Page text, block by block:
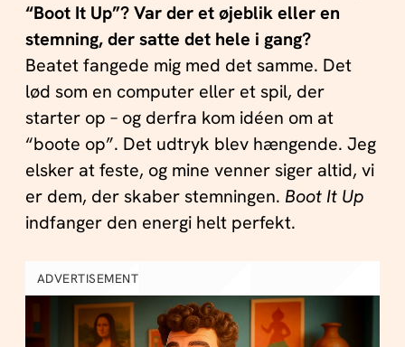
“Boot It Up”? Var der et øjeblik eller en
stemning, der satte det hele i gang?
Beatet fangede mig med det samme. Det
lød som en computer eller et spil, der
starter op – og derfra kom idéen om at
“boote op”. Det udtryk blev hængende. Jeg
elsker at feste, og mine venner siger altid, vi
er dem, der skaber stemningen. Boot It Up
indfanger den energi helt perfekt.
ADVERTISEMENT